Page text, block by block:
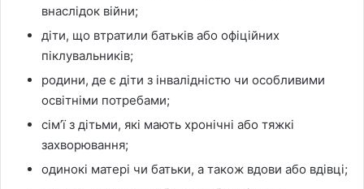
внаслідок війни;
діти, що втратили батьків або офіційних
піклувальників;
родини, де є діти з інвалідністю чи особливими
освітніми потребами;
сім’ї з дітьми, які мають хронічні або тяжкі
захворювання;
одинокі матері чи батьки, а також вдови або вдівці;